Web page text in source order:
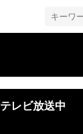
テレビ放送中